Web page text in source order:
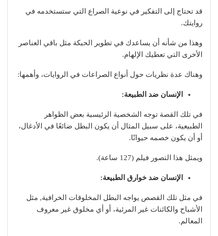
قد تحتاج إلى التفكير في نوعية الصراع التي ستستخدمه في
روايتك.
وهذا من شأنه أن يساعدك في تطوير الحبكة مثل باقي العناصر
الأخرى التي تعطيك الإلهام.
وهناك عدة نظريات حول أنواع الصراعات في الروايات، وأهمها:
الإنسان ضد الطبيعة:
في تلك القصة توجه الشخصية الرئيسية بعض الظواهر
الطبيعية، على سبيل المثال أن يكون البطل ضائعًا في الأدغال،
أو أن يكون خصمه حيوانًا.
ويمثل هذا التصور فيلم (127 ساعة).
الإنسان ضد خوارق الطبيعة:
في مثل تلك القصص يواجه البطل المخلوقات الخرافية, مثل
الأشباح والكائنات غير المرئية، أو أي مخلوق غير معروف
المعالم.